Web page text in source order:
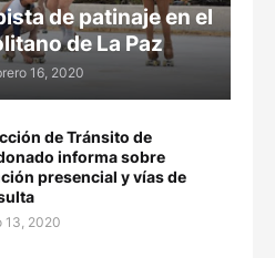
de patinaje en el
de La Paz
16, 2020
de Tránsito de
informa sobre
presencial y vías de
13, 2020